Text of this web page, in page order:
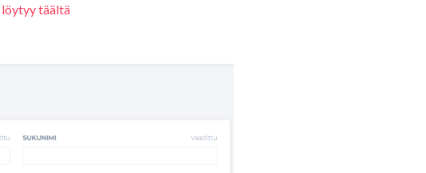
löytyy täältä